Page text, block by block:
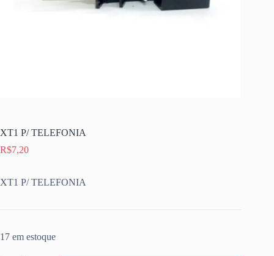
XT1 P/ TELEFONIA
R$7,20
XT1 P/ TELEFONIA
17 em estoque